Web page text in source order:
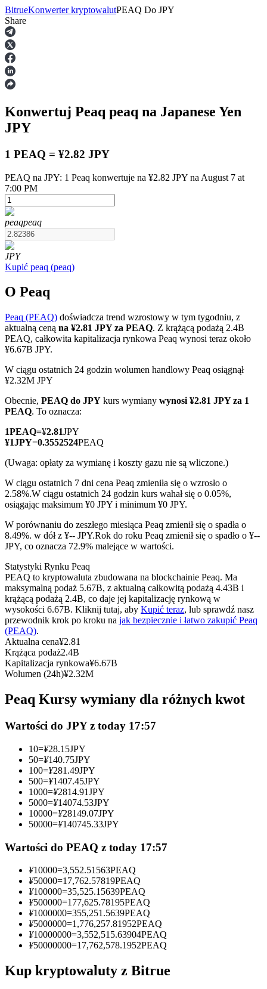
Kontrakty terminowe
Kontrakty terminowe na USDT
Kontrakty terminowe COIN-M
Kontrakty terminowe na kryptowaluty
TradFi
Instrumenty pochodne na akcje, forex, metale szlachetne i
towary
Kontrakty terminowe na USDC
Kopiowanie Transakcji
Dołącz do najlepszych traderów
Zostań traderem kopiującym
Ciesz się podziałem zysków i prowizjami z kopiowania
transakcji
Informacja
BitrueKonwerter kryptowalutPEAQ Do JPY
Share
Konwertuj Peaq peaq na Japanese Yen
JPY
1 PEAQ = ¥2.82 JPY
PEAQ na JPY: 1 Peaq konwertuje na ¥2.82 JPY na August 7 at
7:00 PM
peaqpeaq
JPY
Kupić peaq (peaq)
O Peaq
Peaq (PEAQ) doświadcza trend wzrostowy w tym tygodniu, z
aktualną ceną na ¥2.81 JPY za PEAQ. Z krążącą podażą 2.4B
PEAQ, całkowita kapitalizacja rynkowa Peaq wynosi teraz około
¥6.67B JPY.
W ciągu ostatnich 24 godzin wolumen handlowy Peaq osiągnął
¥2.32M JPY
Obecnie, PEAQ do JPY kurs wymiany wynosi ¥2.81 JPY za 1
PEAQ. To oznacza:
1PEAQ=¥2.81JPY
¥1JPY=0.3552524PEAQ
(Uwaga: opłaty za wymianę i koszty gazu nie są wliczone.)
W ciągu ostatnich 7 dni cena Peaq zmieniła się o wzrosło o
2.58%.W ciągu ostatnich 24 godzin kurs wahał się o 0.05%,
osiągając maksimum ¥0 JPY i minimum ¥0 JPY.
W porównaniu do zeszłego miesiąca Peaq zmienił się o spadła o
8.49%. w dół z ¥-- JPY.Rok do roku Peaq zmienił się o spadło o ¥--
JPY, co oznacza 72.9% malejące w wartości.
Statystyki Rynku Peaq
PEAQ to kryptowaluta zbudowana na blockchainie Peaq. Ma
maksymalną podaż 5.67B, z aktualną całkowitą podażą 4.43B i
krążącą podażą 2.4B, co daje jej kapitalizację rynkową w
wysokości 6.67B. Kliknij tutaj, aby Kupić teraz, lub sprawdź nasz
przewodnik krok po kroku na jak bezpiecznie i łatwo zakupić Peaq
(PEAQ).
Aktualna cena¥2.81
Krążąca podaż2.4B
Kapitalizacja rynkowa¥6.67B
Wolumen (24h)¥2.32M
Peaq Kursy wymiany dla różnych kwot
Wartości do JPY z today 17:57
10=¥28.15JPY
50=¥140.75JPY
100=¥281.49JPY
500=¥1407.45JPY
1000=¥2814.91JPY
5000=¥14074.53JPY
10000=¥28149.07JPY
50000=¥140745.33JPY
Wartości do PEAQ z today 17:57
¥10000=3,552.51563PEAQ
¥50000=17,762.57819PEAQ
¥100000=35,525.15639PEAQ
¥500000=177,625.78195PEAQ
¥1000000=355,251.5639PEAQ
¥5000000=1,776,257.81952PEAQ
¥10000000=3,552,515.63904PEAQ
¥50000000=17,762,578.1952PEAQ
Kup kryptowaluty z Bitrue